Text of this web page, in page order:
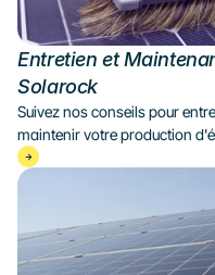
Entretien et
Solarock
Suivez nos conseils pour
maintenir votre production